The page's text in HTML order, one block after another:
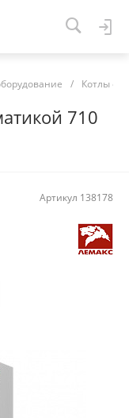
/ Котлы
710
Артикул 138178